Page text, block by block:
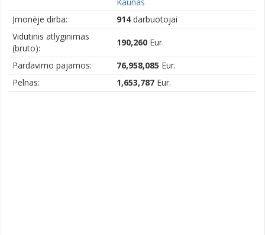
Įmonėje dirba:
914darbuotojai
Vidutinis atlyginimas
(bruto):
190,260 Eur.
Pardavimo pajamos: 76,958,085 Eur.
Pelnas:
1,653,787 Eur.